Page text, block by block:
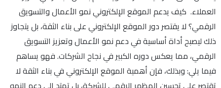
العملاء. كيف يدعم الموقع الإلكتروني نمو الأعمال والتسويق
الرقمي؟ لا يقتصر دور الموقع الإلكتروني على بناء الثقة، بل يتجاوز
ذلك ليصبح أداة أساسية في دعم نمو الأعمال وتعزيز التسويق
الرقمي، مما يعكس دوره الكبير في نجاح الشركات. فهو يساهم
فيما يلي: وبذلك، فإن أهمية الموقع الإلكتروني في بناء الثقة لا